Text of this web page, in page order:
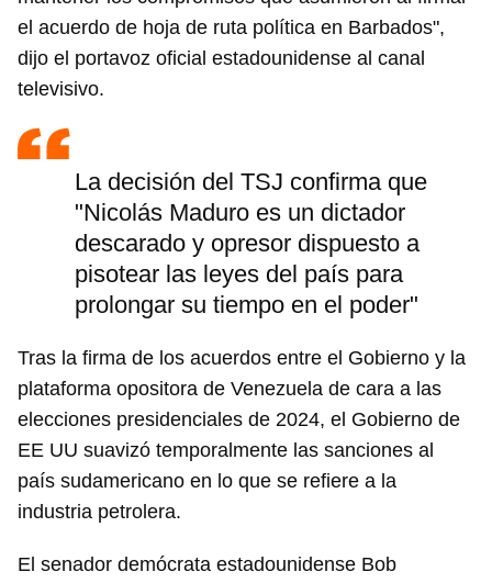
el acuerdo de hoja de ruta política en Barbados",
dijo el portavoz oficial estadounidense al canal
televisivo.
La decisión del TSJ confirma que
"Nicolás Maduro es un dictador
descarado y opresor dispuesto a
pisotear las leyes del país para
prolongar su tiempo en el poder"
Tras la firma de los acuerdos entre el Gobierno y la
plataforma opositora de Venezuela de cara a las
elecciones presidenciales de 2024, el Gobierno de
EE UU suavizó temporalmente las sanciones al
país sudamericano en lo que se refiere a la
industria petrolera.
El senador demócrata estadounidense Bob